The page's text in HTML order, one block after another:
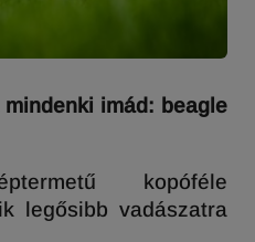
imád: beagle
kopóféle
legősibb vadászatra